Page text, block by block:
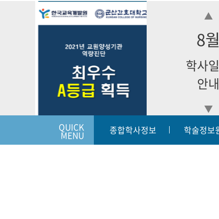
QUICK
MENU 종합학사정보 학술정보
8월
학사
안내
입학상담하기 | 개인정보처리방침 | 이메